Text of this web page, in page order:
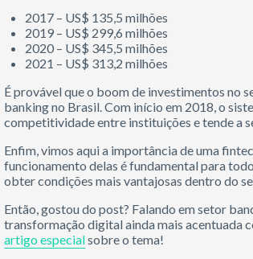
2017 – US$ 135,5 milhões
2019 – US$ 299,6 milhões
2020 – US$ 345,5 milhões
2021 – US$ 313,2 milhões
É provável que o boom de investimentos no
banking no Brasil. Com início em 2018, o
competitividade entre instituições e tende a
Enfim, vimos aqui a importância de uma
funcionamento delas é fundamental para
obter condições mais vantajosas dentro do
Então, gostou do post? Falando em setor
transformação digital ainda mais acentuada
artigo especialsobre o tema!